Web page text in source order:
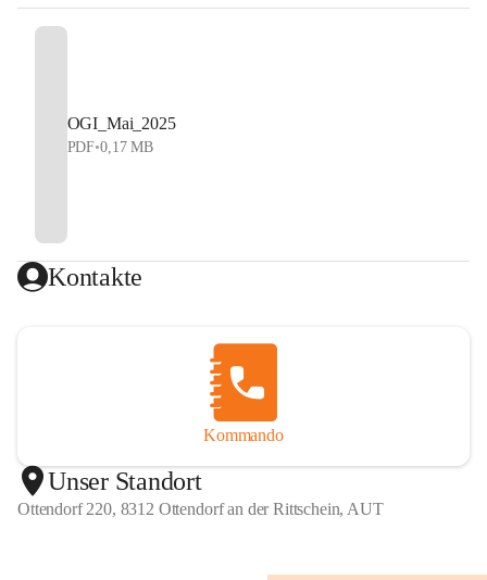
OGI_Mai_2025
PDF•0,17 MB
Kontakte
Kommando
Unser Standort
Ottendorf 220, 8312 Ottendorf an der Rittschein, AUT